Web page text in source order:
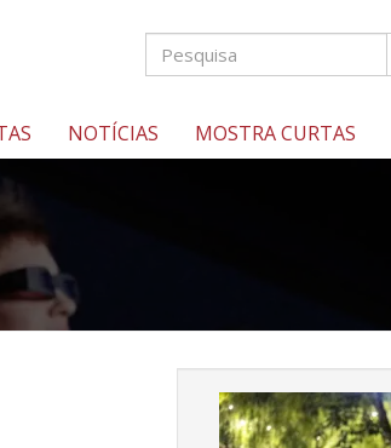
NOTÍCIAS MOSTRA CURTAS